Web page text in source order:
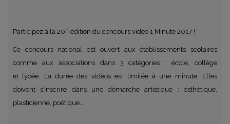
Participez à la 20e édition du concours vidéo 1 Minute 2017 !
Ce concours national est ouvert aux établissements scolaires
comme aux associations dans 3 catégories : école, collège
et lycée. La durée des vidéos est limitée à une minute. Elles
doivent s’inscrire dans une démarche artistique : esthétique,
plasticienne, poétique…